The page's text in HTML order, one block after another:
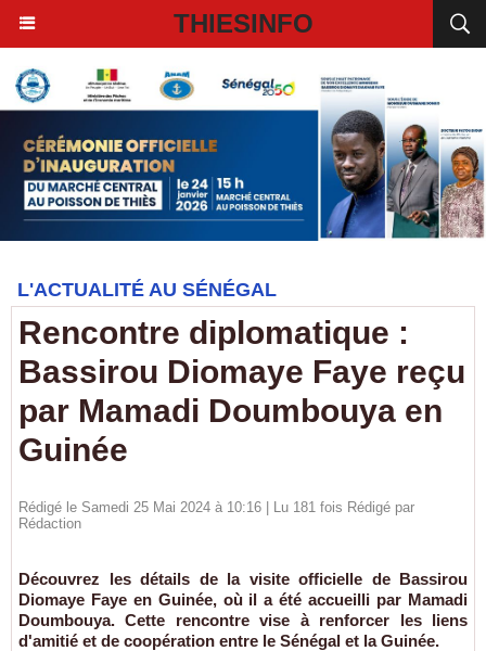
THIESINFO
L'ACTUALITÉ AU SÉNÉGAL
Rencontre diplomatique :
Bassirou Diomaye Faye reçu
par Mamadi Doumbouya en
Guinée
Rédigé le Samedi 25 Mai 2024 à 10:16 | Lu 181 fois Rédigé par
Rédaction
Découvrez les détails de la visite officielle de Bassirou
Diomaye Faye en Guinée, où il a été accueilli par Mamadi
Doumbouya. Cette rencontre vise à renforcer les liens
d'amitié et de coopération entre le Sénégal et la Guinée.